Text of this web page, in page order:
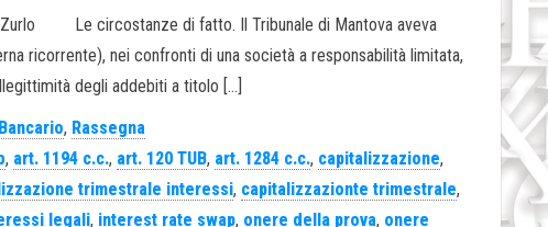
Zurlo Le circostanze di fatto. Il Tribunale di Mantova aveva
ricorrente), nei confronti di una società a responsabilità limitata,
degli addebiti a titolo […]
, Rassegna
, art. 1194 c.c., art. 120 TUB, art. 1284 c.c., capitalizzazione,
trimestrale interessi, capitalizzazionte trimestrale,
legali, interest rate swap, onere della prova, onere